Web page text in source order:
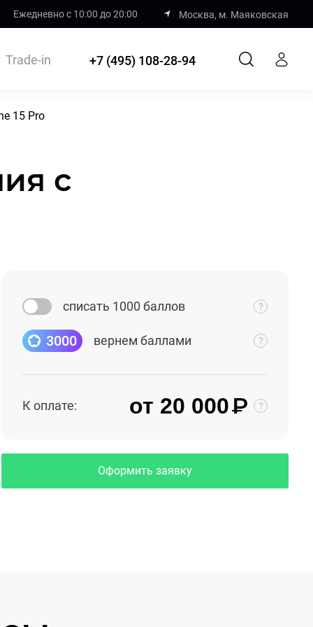
Ежедневно с 10:00 до 20:00 Москва, м. Маяковская
Trade-in +7 (495) 108-28-94
15 Pro
с
списать 1000 баллов
3000 вернем баллами
К оплате: от 20 000₽
Оформить заявку